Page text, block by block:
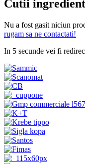
Cutii
Nu a fost gasit niciun
rugam sa ne contactati!
In 5 secunde vei fi